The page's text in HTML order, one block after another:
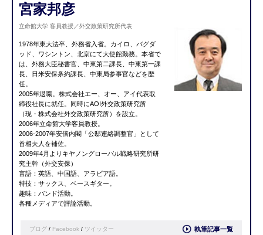
宮家邦彦
立命館大学 客員教授／外交政策研究所代表
1978年東大法卒、外務省入省。カイロ、バグダ
ッド、ワシントン、北京にて大使館勤務。本省で
は、外務大臣秘書官、中東第二課長、中東第一課
長、日米安保条約課長、中東局参事官などを歴
任。
2005年退職。株式会社エー、オー、アイ代表取
締役社長に就任。同時にAOI外交政策研究所
（現・株式会社外交政策研究所）を設立。
2006年立命館大学客員教授。
2006-2007年安倍内閣「公邸連絡調整官」として
首相夫人を補佐。
2009年4月よりキヤノングローバル戦略研究所研
究主幹（外交安保）
言語：英語、中国語、アラビア語。
特技：サックス、ベースギター。
趣味：バンド活動。
各種メディアで評論活動。
ブログ / Facebook / ツイッター 執筆記事一覧